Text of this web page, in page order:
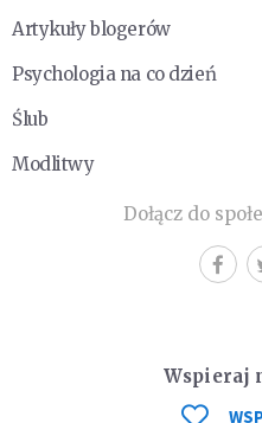
Artykuły blogerów
Psychologia na co dzień
Ślub
Modlitwy
Dołącz do
Wspieraj